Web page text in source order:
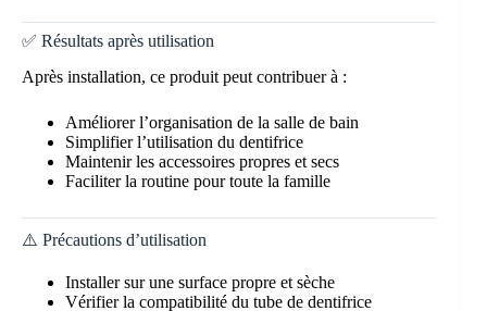
✅ Résultats après utilisation
Après installation, ce produit peut contribuer à :
Améliorer l’organisation de la salle de bain
Simplifier l’utilisation du dentifrice
Maintenir les accessoires propres et secs
Faciliter la routine pour toute la famille
⚠️ Précautions d’utilisation
Installer sur une surface propre et sèche
Vérifier la compatibilité du tube de dentifrice